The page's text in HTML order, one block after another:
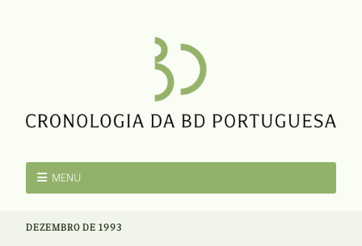
MENU
DEZEMBRO DE 1993